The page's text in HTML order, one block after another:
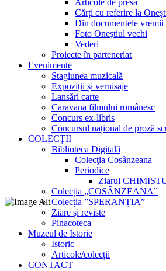
Articole de presă
Cărți cu referire la
Din documentele vremii
Foto Oneștiul vechi
Vederi
Proiecte în parteneriat
Evenimente
Stagiunea muzicală
Expoziții și vernisaje
Lansări carte
Caravana filmului românesc
Concurs ex-libris
Concursul național de proză
COLECŢII
Biblioteca Digitală
Colecţia Cosânzeana
Periodice
Ziarul
Colecția „COSÂNZEANA”
Colecția ”SPERANȚIA”
Ziare și reviste
Pinacoteca
Muzeul de Istorie
Istoric
Articole/colecții
CONTACT